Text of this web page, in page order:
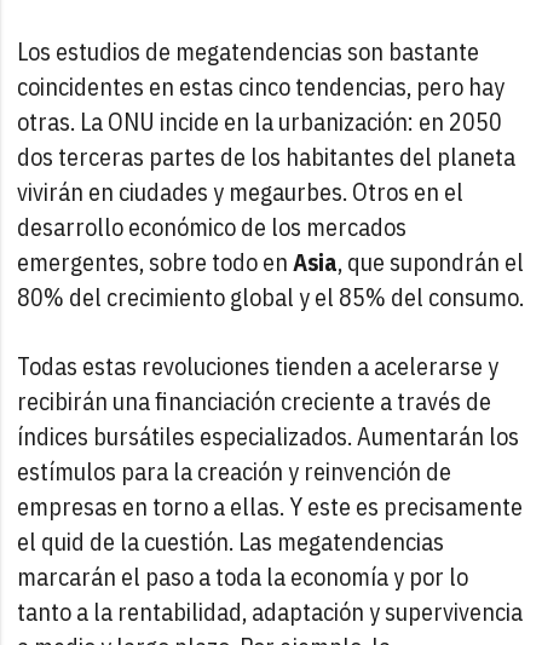
Los estudios de megatendencias son bastante
coincidentes en estas cinco tendencias, pero hay
otras. La ONU incide en la urbanización: en 2050
dos terceras partes de los habitantes del planeta
vivirán en ciudades y megaurbes. Otros en el
desarrollo económico de los mercados
emergentes, sobre todo enAsia, que supondrán el
80% del crecimiento global y el 85% del consumo.
Todas estas revoluciones tienden a acelerarse y
recibirán una financiación creciente a través de
índices bursátiles especializados. Aumentarán los
estímulos para la creación y reinvención de
empresas en torno a ellas. Y este es precisamente
el quid de la cuestión. Las megatendencias
marcarán el paso a toda la economía y por lo
tanto a la rentabilidad, adaptación y supervivencia